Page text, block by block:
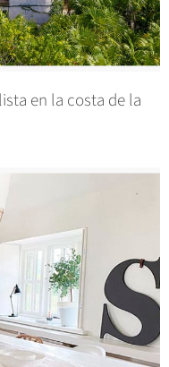
en la costa de la